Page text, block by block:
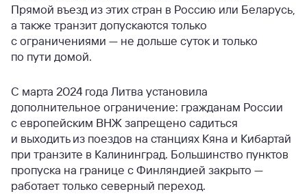
Прямой въезд из этих стран в Россию или Беларусь,
а также транзит допускаются только
с ограничениями — не дольше суток и только
по пути домой.
С марта 2024 года Литва установила
дополнительное ограничение: гражданам России
с европейским ВНЖ запрещено садиться
и выходить из поездов на станциях Кяна и Кибартай
при транзите в Калининград. Большинство пунктов
пропуска на границе с Финляндией закрыто —
работает только северный переход.